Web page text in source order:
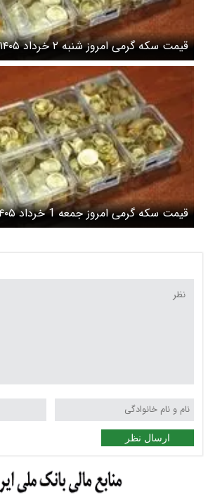
سکه
قیمت سکه گرمی امروز جمعه 1 خرداد ۱۴۰۵/افزایش قیمت
ارسال نظر